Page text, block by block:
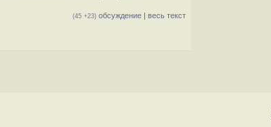
(45 +23) обсуждение | весь текст